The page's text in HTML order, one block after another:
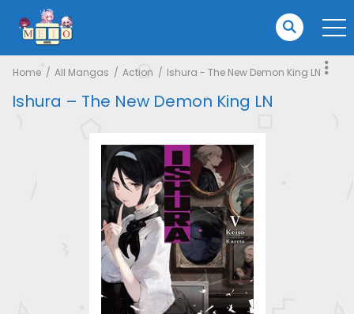
Home All Mangas Action Ishura - The New Demon King LN
Ishura – The New Demon King LN